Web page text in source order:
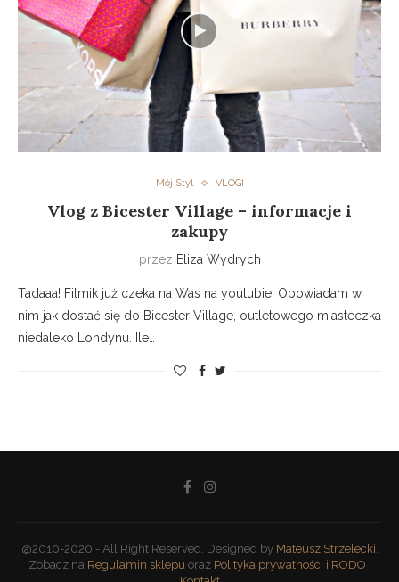
Mój Styl VLOGI
Vlog z Bicester Village – informacje i
zakupy
przez Eliza Wydrych
Tadaaa! Filmik już czeka na Was na youtubie. Opowiadam w
nim jak dostać się do Bicester Village, outletowego miasteczka
niedaleko Londynu. Ile…
@2010-2020 - All Right Reserved. Designed by Mateusz Strzelecki.
Zobacz na Regulamin sklepuoraz Polityka prywatności i RODO i